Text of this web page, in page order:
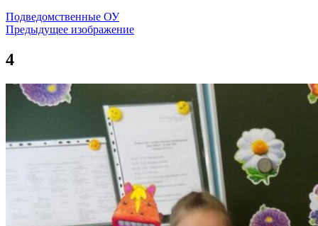
Подведомственные ОУ
Предыдущее изображение
4